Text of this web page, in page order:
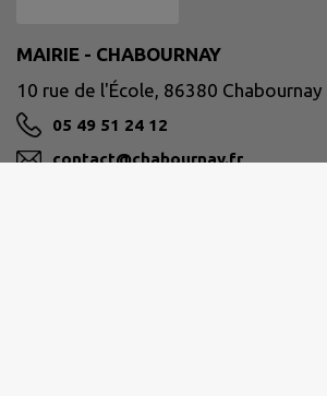
MAIRIE - CHABOURNAY
10 rue de l'École, 86380 Chabournay
05 49 51 24 12
contact@chabournay.fr